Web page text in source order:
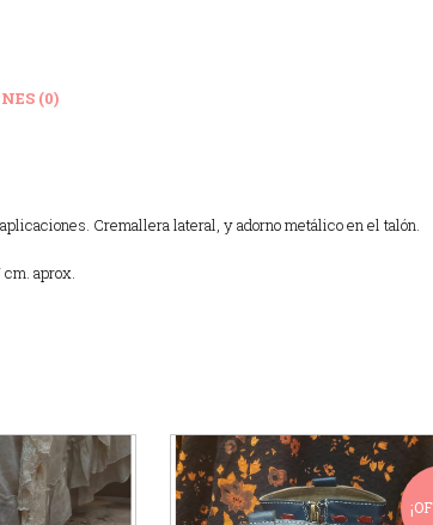
(0)
Cremallera lateral, y adorno metálico en el talón.
aprox.